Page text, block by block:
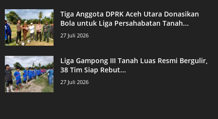
Tiga Anggota DPRK Aceh Utara Donasikan
Bola untuk Liga Persahabatan Tanah...
27 Juli 2026
Liga Gampong III Tanah Luas Resmi Bergulir,
38 Tim Siap Rebut...
27 Juli 2026